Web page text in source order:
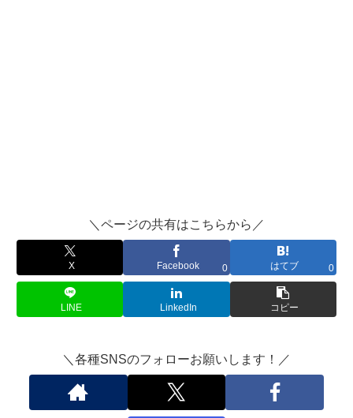
＼ページの共有はこちらから／
X Facebook 0 はてブ 0
LINE LinkedIn コピー
＼各種SNSのフォローお願いします！／